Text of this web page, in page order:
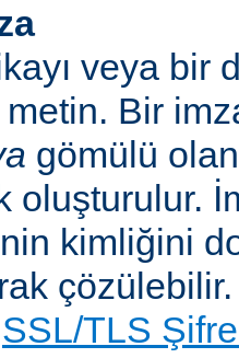
veya bir
metin. Bir
gömülü
oluşturulur.
kimliğini
çözülebilir.
SSL/TLS